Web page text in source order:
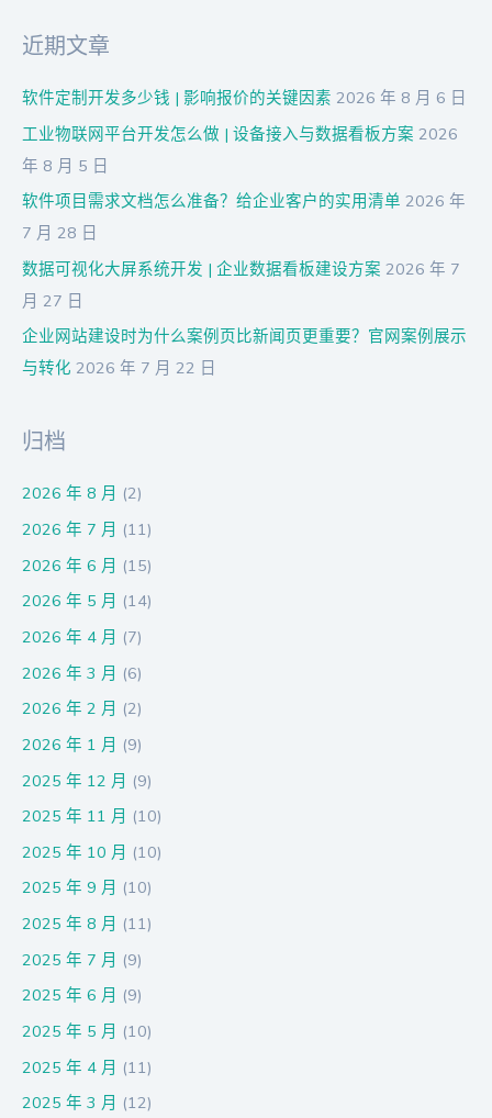
：
近期文章
软件定制开发多少钱 | 影响报价的关键因素 2026 年 8 月 6 日
工业物联网平台开发怎么做 | 设备接入与数据看板方案 2026
年 8 月 5 日
软件项目需求文档怎么准备？给企业客户的实用清单 2026 年
7 月 28 日
数据可视化大屏系统开发 | 企业数据看板建设方案 2026 年 7
月 27 日
企业网站建设时为什么案例页比新闻页更重要？官网案例展示
与转化 2026 年 7 月 22 日
归档
2026 年 8 月 (2)
2026 年 7 月 (11)
2026 年 6 月 (15)
2026 年 5 月 (14)
2026 年 4 月 (7)
2026 年 3 月 (6)
2026 年 2 月 (2)
2026 年 1 月 (9)
2025 年 12 月 (9)
2025 年 11 月 (10)
2025 年 10 月 (10)
2025 年 9 月 (10)
2025 年 8 月 (11)
2025 年 7 月 (9)
2025 年 6 月 (9)
2025 年 5 月 (10)
2025 年 4 月 (11)
2025 年 3 月 (12)